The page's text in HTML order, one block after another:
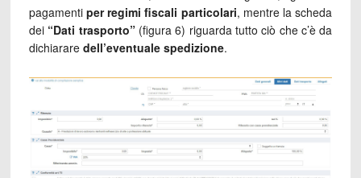
pagamentiper regimi fiscali particolari, mentre la scheda
dei “Dati trasporto”(figura 6) riguarda tutto ciò che c’è da
dichiarare dell’eventuale spedizione.